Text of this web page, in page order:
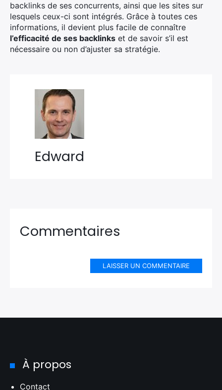
backlinks de ses concurrents, ainsi que les sites sur
lesquels ceux-ci sont intégrés. Grâce à toutes ces
informations, il devient plus facile de connaître
l’efficacité de ses backlinks et de savoir s’il est
nécessaire ou non d’ajuster sa stratégie.
Edward
Commentaires
LAISSER UN COMMENTAIRE
À propos
Contact